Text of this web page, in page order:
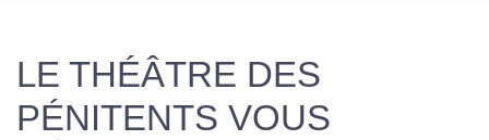
LE THÉÂTRE DES
PÉNITENTS VOUS